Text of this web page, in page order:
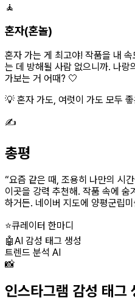
🧘
혼자(혼놀)
혼자 가는 게 최고야! 작품을 내
는 데 방해될 사람 없으니까. 나랑
가보는 거 어때? 🤍
💡 혼자 가도, 여럿이 가도 모두
✍️
총평
“요즘 같은 때, 조용히 나만의 시
이곳을 강력 추천해. 작품 속에 숨
하거든. 네이버 지도에 양평군립
⭐큐레이터 한마디
🤖AI 감성 태그 생성
트렌드 분석 AI
📸
인스타그램 감성 태그